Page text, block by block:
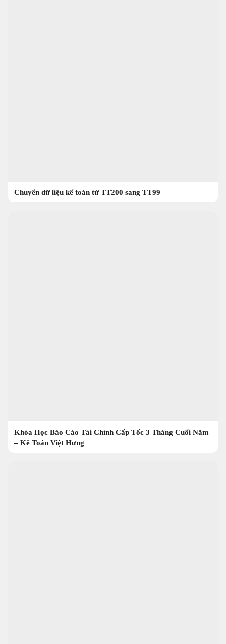
Chuyển dữ liệu kế toán từ TT200 sang TT99
Khóa Học Báo Cáo Tài Chính Cấp Tốc 3 Tháng Cuối Năm
– Kế Toán Việt Hưng